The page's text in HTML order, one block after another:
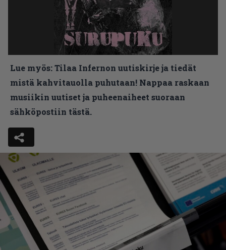
Lue myös:Tilaa Infernon uutiskirje ja tiedät
mistä kahvitauolla puhutaan! Nappaa raskaan
musiikin uutiset ja puheenaiheet suoraan
sähköpostiin tästä.